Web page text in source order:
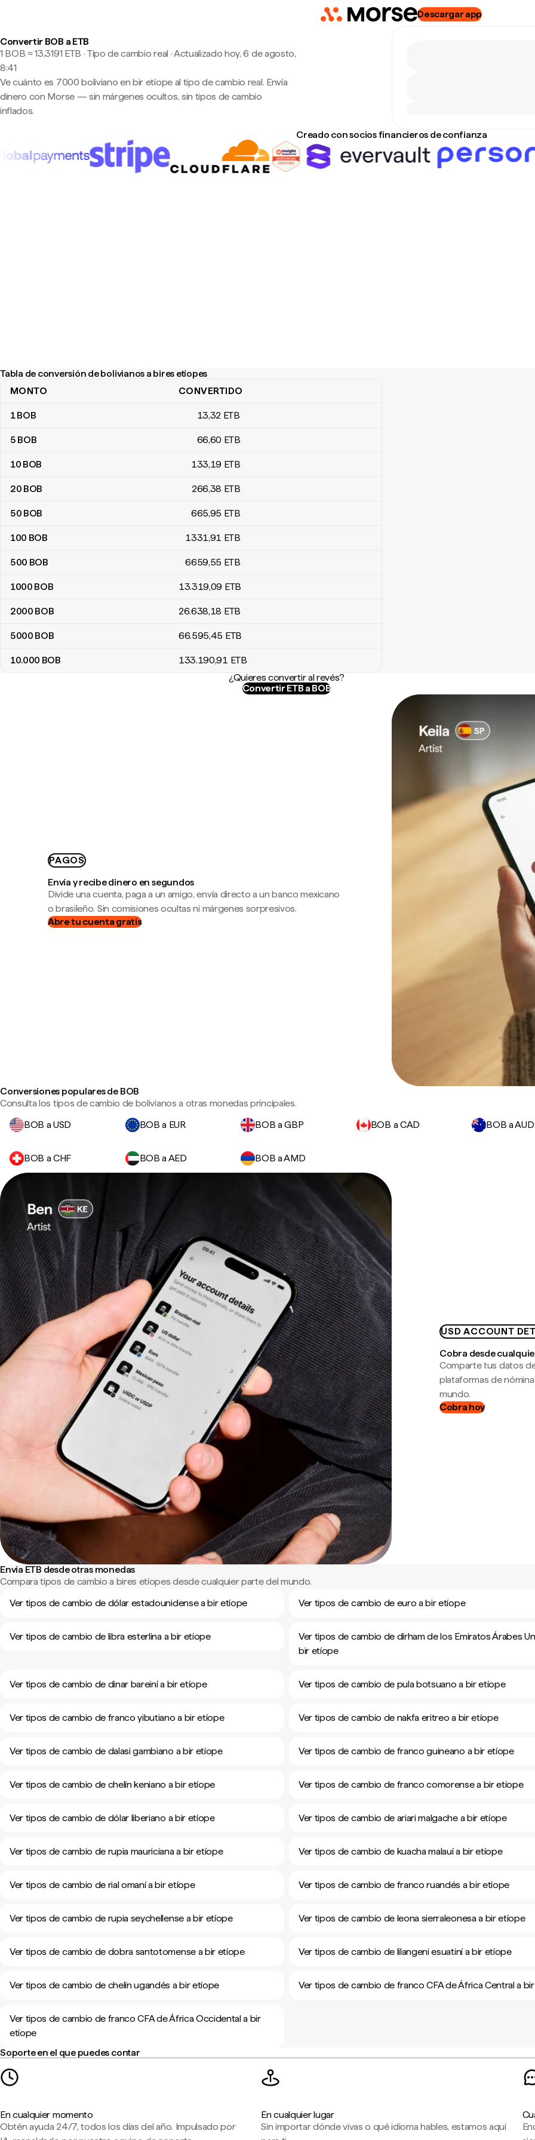
Descargar app
Convertir BOB a ETB
1 BOB ≈ 13,3191 ETB · Tipo de cambio real ·Actualizado hoy, 6 de agosto,
8:41
Ve cuánto es 7000 boliviano en bir etíope al tipo de cambio real. Envía
dinero con Morse — sin márgenes ocultos, sin tipos de cambio
inflados.
Creado con socios financieros de confianza
Tabla de conversión de bolivianos a bires etíopes
Tabla de conversión de bolivianos a bires etíopes
MONTO CONVERTIDO
1BOB 13,32 ETB
5 BOB 66,60 ETB
10 BOB 133,19 ETB
20 BOB 266,38 ETB
50 BOB 665,95 ETB
100 BOB 1331,91 ETB
500 BOB 6659,55 ETB
1000 BOB 13.319,09 ETB
2000 BOB 26.638,18 ETB
5000 BOB 66.595,45 ETB
10.000 BOB 133.190,91 ETB
¿Quieres convertir al revés?
Convertir ETB a BOB
PAGOS
Envía y recibe dinero en segundos
Divide una cuenta, paga a un amigo, envía directo a un banco mexicano
o brasileño. Sin comisiones ocultas ni márgenes sorpresivos.
Abre tu cuenta gratis
Conversiones populares de BOB
Consulta los tipos de cambio de bolivianos a otras monedas principales.
BOB a USD
BOB a EUR BOB a GBP BOB a CAD BOB a AUD
BOB a CHF BOB a AED BOB a AMD
USD ACCOUNT
Cobra desde
Comparte tus datos
plataformas de
mundo.
Cobra hoy
Envía ETB desde otras monedas
Compara tipos de cambio a bires etíopes desde cualquier parte del mundo.
Ver tipos de cambio de dólar estadounidense a bir etíope
Ver tipos de cambio de euro a bir etíope
Ver tipos de cambio de libra esterlina a bir etíope
Ver tipos de cambio de dírham de los Emiratos Árabes
bir etíope
Ver tipos de cambio de dinar bareiní a bir etíope Ver tipos de cambio de pula botsuano a bir etíope
Ver tipos de cambio de franco yibutiano a bir etíope Ver tipos de cambio de nakfa eritreo a bir etíope
Ver tipos de cambio de dalasi gambiano a bir etíope Ver tipos de cambio de franco guineano a bir etíope
Ver tipos de cambio de chelín keniano a bir etíope Ver tipos de cambio de franco comorense a bir etíope
Ver tipos de cambio de dólar liberiano a bir etíope Ver tipos de cambio de ariari malgache a bir etíope
Ver tipos de cambio de rupia mauriciana a bir etíope Ver tipos de cambio de kuacha malauí a bir etíope
Ver tipos de cambio de rial omaní a bir etíope Ver tipos de cambio de franco ruandés a bir etíope
Ver tipos de cambio de rupia seychellense a bir etíope Ver tipos de cambio de leona sierraleonesa a bir etíope
Ver tipos de cambio de dobra santotomense a bir etíope Ver tipos de cambio de lilangeni esuatiní a bir etíope
Ver tipos de cambio de chelín ugandés a bir etíope Ver tipos de cambio de franco CFA de África Central a
Ver tipos de cambio de franco CFA de África Occidental a bir
etíope
Soporte en el que puedes contar
En cualquier momento
Obtén ayuda 24/7, todos los días del año. Impulsado por
En cualquier lugar
Sin importar dónde vivas o qué idioma hables, estamos aquí